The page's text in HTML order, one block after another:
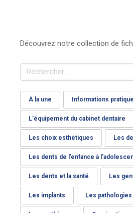
Découvrez notre collection de
Rechercher
À la une Informations
L'équipement du cabinet dentaire
Les choix esthétiques Les
Les dents de l’enfance à
Les dents et la santé Les
Les implants Les